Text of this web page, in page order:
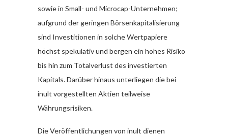
sowie in Small- und Microcap-Unternehmen;
aufgrund der geringen Börsenkapitalisierung
sind Investitionen in solche Wertpapiere
höchst spekulativ und bergen ein hohes Risiko
bis hin zum Totalverlust des investierten
Kapitals. Darüber hinaus unterliegen die bei
inult vorgestellten Aktien teilweise
Währungsrisiken.
Die Veröffentlichungen von inult dienen